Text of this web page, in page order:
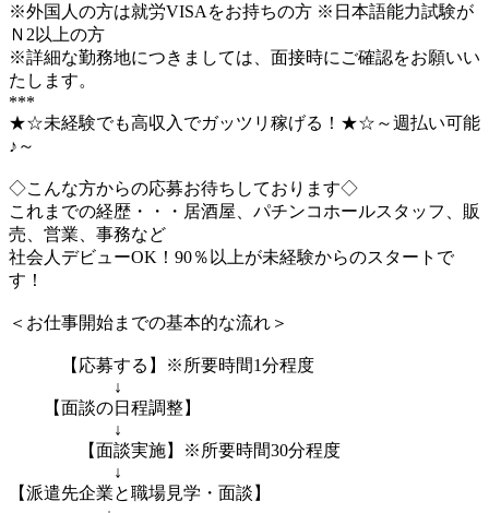
※外国人の方は就労VISAをお持ちの方 ※日本語能力試験が
Ｎ2以上の方
※詳細な勤務地につきましては、面接時にご確認をお願いい
たします。
***
★☆未経験でも高収入でガッツリ稼げる！★☆～週払い可能
♪～
◇こんな方からの応募お待ちしております◇
これまでの経歴・・・居酒屋、パチンコホールスタッフ、販
売、営業、事務など
社会人デビューOK！90％以上が未経験からのスタートで
す！
＜お仕事開始までの基本的な流れ＞
【応募する】※所要時間1分程度
↓
【面談の日程調整】
↓
【面談実施】※所要時間30分程度
↓
【派遣先企業と職場見学・面談】